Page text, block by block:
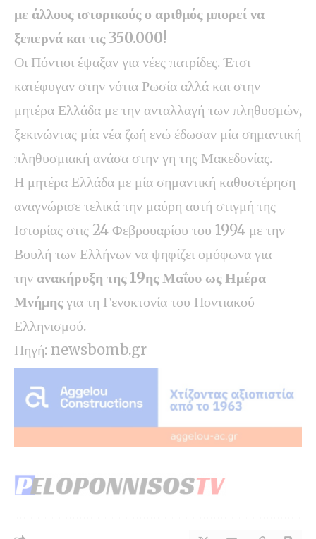
με άλλους ιστορικούς ο αριθμός μπορεί να
ξεπερνά και τις 350.000!
Οι Πόντιοι έψαξαν για νέες πατρίδες. Έτσι
κατέφυγαν στην νότια Ρωσία αλλά και στην
μητέρα Ελλάδα με την ανταλλαγή των πληθυσμών,
ξεκινώντας μία νέα ζωή ενώ έδωσαν μία σημαντική
πληθυσμιακή ανάσα στην γη της Μακεδονίας.
Η μητέρα Ελλάδα με μία σημαντική καθυστέρηση
αναγνώρισε τελικά την μαύρη αυτή στιγμή της
Ιστορίας στις 24 Φεβρουαρίου του 1994 με την
Βουλή των Ελλήνων να ψηφίζει ομόφωνα για
την ανακήρυξη της 19ης Μαΐου ως Ημέρα
Μνήμης για τη Γενοκτονία του Ποντιακού
Ελληνισμού.
Πηγή: newsbomb.gr